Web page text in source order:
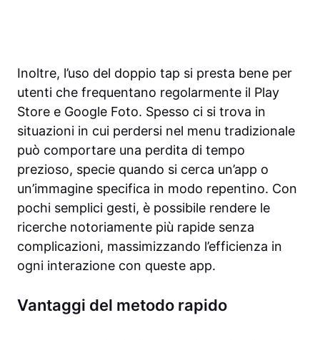
Inoltre, l’uso del doppio tap si presta bene per
utenti che frequentano regolarmente il Play
Store e Google Foto. Spesso ci si trova in
situazioni in cui perdersi nel menu tradizionale
può comportare una perdita di tempo
prezioso, specie quando si cerca un’app o
un’immagine specifica in modo repentino. Con
pochi semplici gesti, è possibile rendere le
ricerche notoriamente più rapide senza
complicazioni, massimizzando l’efficienza in
ogni interazione con queste app.
Vantaggi del metodo rapido